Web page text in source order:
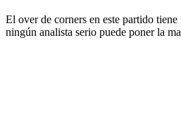
El over de corners en este partido
ningún analista serio puede poner la